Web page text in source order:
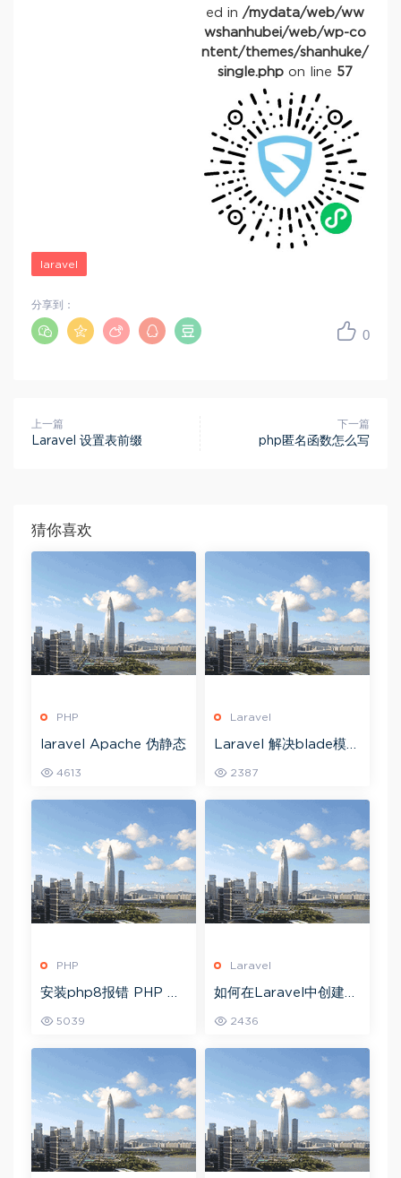
ed in /mydata/web/ww
wshanhubei/web/wp-co
ntent/themes/shanhuke/
single.php on line 57
laravel
0
分享到：
上一篇
Laravel 设置表前缀
下一篇
php匿名函数怎么写
猜你喜欢
PHP
laravel Apache 伪静态
4613
Laravel
Laravel 解决blade模板
2387
PHP
安装php8报错 PHP W
\SYSTEM32\VCRUNT
IME140.dll‘ 14.0 is not
compatible with this
5039
Laravel
如何在Laravel中创建自
2436